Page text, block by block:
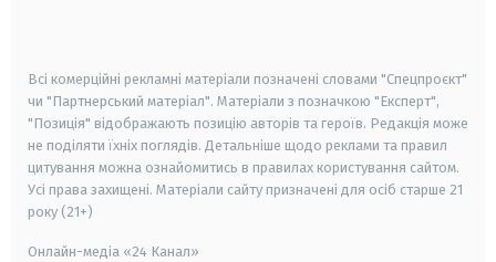
Всі комерційні рекламні матеріали позначені словами "Спецпроєкт"
чи "Партнерський матеріал". Матеріали з позначкою "Експерт",
"Позиція" відображають позицію авторів та героїв. Редакція може
не поділяти їхніх поглядів. Детальніше щодо реклами та правил
цитування можна ознайомитись в правилах користування сайтом.
Усі права захищені. Матеріали сайту призначені для осіб старше 21
року (21+)
Онлайн-медіа «24 Канал»